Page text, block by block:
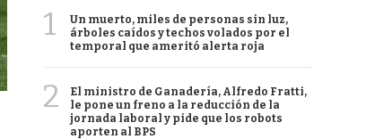
1
Un muerto, miles de personas sin luz,
árboles caídos y techos volados por el
temporal que ameritó alerta roja
2
El ministro de Ganadería, Alfredo Fratti,
le pone un freno a la reducción de la
jornada laboral y pide que los robots
aporten al BPS